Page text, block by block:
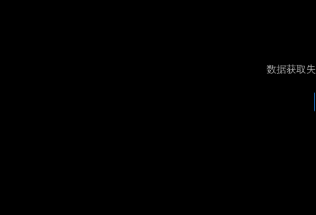
数据获取